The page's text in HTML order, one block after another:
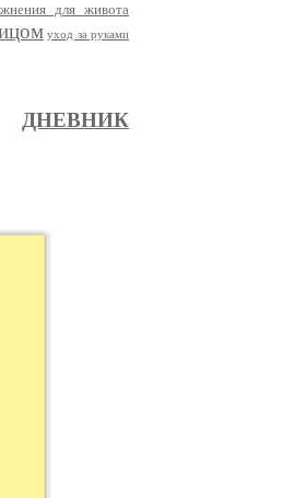
для живота
уход за руками
ДНЕВНИК